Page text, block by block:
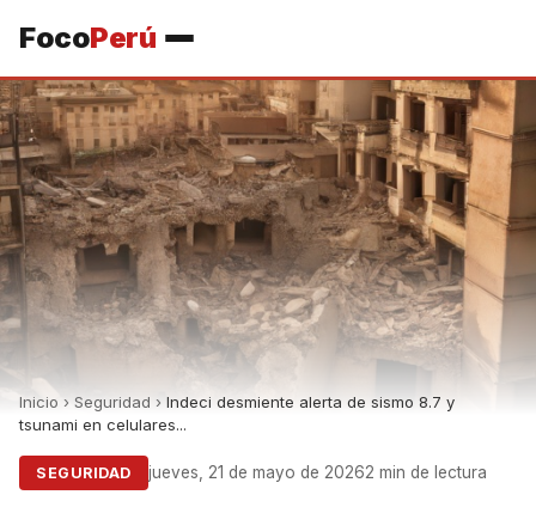
FocoPerú
Inicio › Seguridad › Indeci desmiente alerta de sismo 8.7 y
tsunami en celulares...
SEGURIDAD jueves, 21 de mayo de 20262 min de lectura